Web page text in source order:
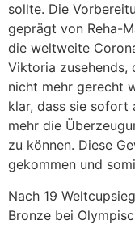
sollte. Die
geprägt von Reha-
die weltweite
Viktoria zusehends,
nicht mehr gerecht
klar, dass sie sofort
mehr die
zu können. Diese
gekommen und
Nach 19
Bronze bei